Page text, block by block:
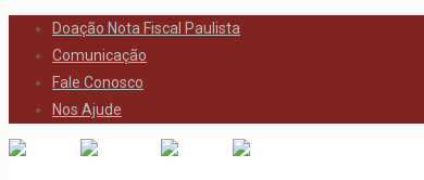
Doação Nota Fiscal Paulista
Comunicação
Fale Conosco
Nos Ajude